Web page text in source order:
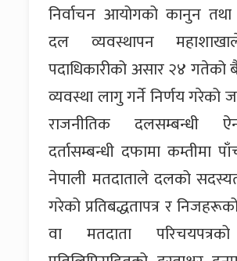
निर्वाचन आयोगको कानुन तथा
दल व्यवस्थापन
पदाधिकारीको असार २४
व्यवस्था लागु गर्ने निर्णय गरेको
राजनीतिक दलसम्बन्धी
दर्तासम्बन्धी दफामा कम्तीमा
नेपाली मतदाताले दलको
गरेको प्रतिबद्धतापत्र र
वा मतदाता परिचयपत्रको